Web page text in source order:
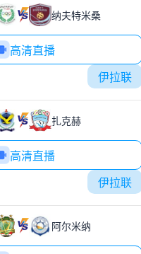
纳夫特米桑
高清直播
伊拉联
扎克赫
高清直播
伊拉联
阿尔米纳